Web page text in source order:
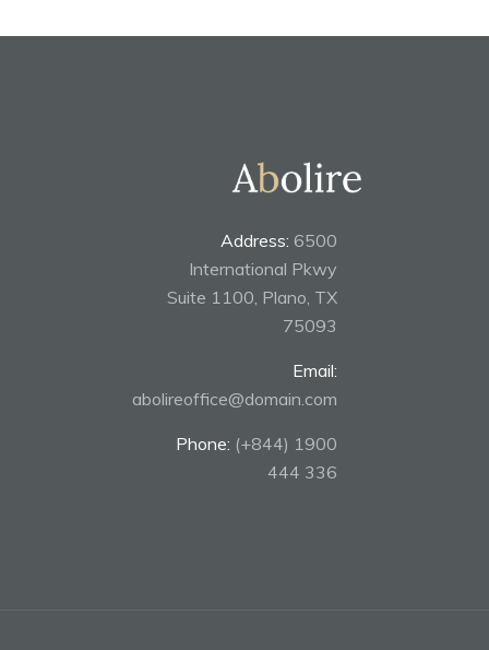
Address: 6500
International Pkwy
Suite 1100, Plano, TX
75093
Email:
abolireoffice@domain.com
Phone: (+844) 1900
444 336